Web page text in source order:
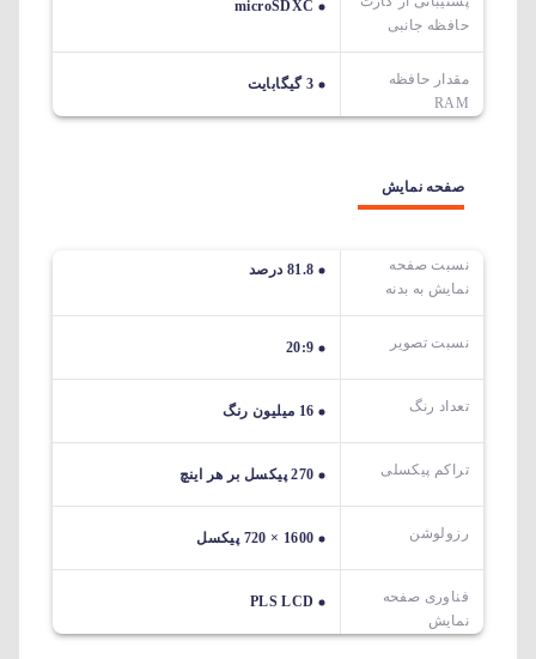
حافظه جانبی
microSDXC
مقدار حافظه
RAM
3 گیگابایت
صفحه نمایش
نسبت صفحه
نمایش به بدنه
81.8 درصد
نسبت تصویر 20:9
تعداد رنگ 16 میلیون رنگ
تراکم پیکسلی 270 پیکسل بر هر اینچ
رزولوشن 1600 × 720 پیکسل
فناوری صفحه
نمایش
PLS LCD